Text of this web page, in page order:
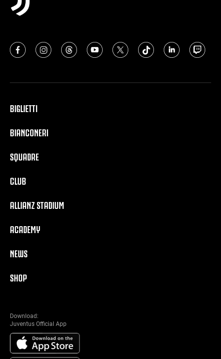
BIGLIETTI
BIANCONERI
SQUADRE
CLUB
ALLIANZ STADIUM
ACADEMY
NEWS
SHOP
Download:
Juventus Official App